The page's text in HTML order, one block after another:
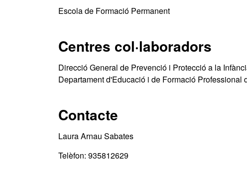
Escola de Formació Permanent
Centres col·laboradors
Direcció General de Prevenció i Protecció a la
Departament d'Educació i de Formació Professional
Contacte
Laura Arnau Sabates
Telèfon: 935812629